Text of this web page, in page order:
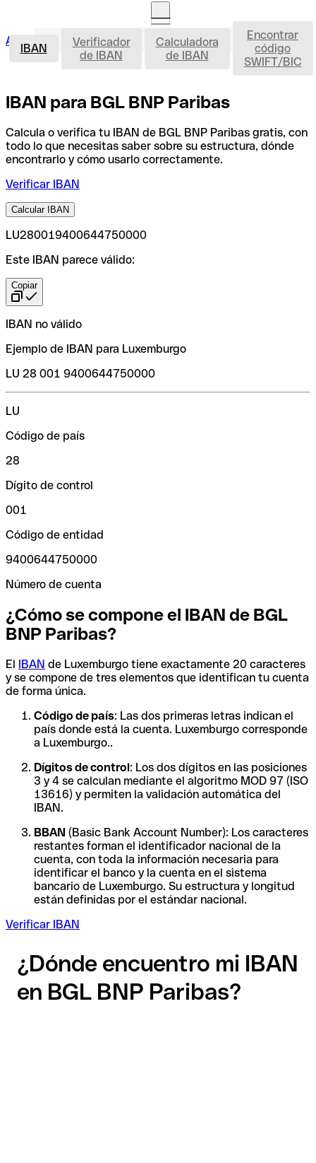
Acceso clientesAbrir cuenta IBAN
IBAN
Verificador
de IBAN
Calculadora
de IBAN
Encontrar
código
SWIFT/BIC
IBAN para BGL BNP Paribas
Calcula o verifica tu IBAN de BGL BNP Paribas gratis, con
todo lo que necesitas saber sobre su estructura, dónde
encontrarlo y cómo usarlo correctamente.
Verificar IBAN
Calcular IBAN
LU280019400644750000
Este IBAN parece válido:
Copiar
IBAN no válido
Ejemplo de IBAN para Luxemburgo
LU 28 001 9400644750000
LU
Código de país
28
Dígito de control
001
Código de entidad
9400644750000
Número de cuenta
¿Cómo se compone el IBAN de BGL
BNP Paribas?
El IBAN de Luxemburgo tiene exactamente 20 caracteres
y se compone de tres elementos que identifican tu cuenta
de forma única.
Código de país: Las dos primeras letras indican el
país donde está la cuenta. Luxemburgo corresponde
a Luxemburgo..
Dígitos de control: Los dos dígitos en las posiciones
3 y 4 se calculan mediante el algoritmo MOD 97 (ISO
13616) y permiten la validación automática del
IBAN.
BBAN (Basic Bank Account Number): Los caracteres
restantes forman el identificador nacional de la
cuenta, con toda la información necesaria para
identificar el banco y la cuenta en el sistema
bancario de Luxemburgo. Su estructura y longitud
están definidas por el estándar nacional.
Verificar IBAN
¿Dónde encuentro mi IBAN
en BGL BNP Paribas?